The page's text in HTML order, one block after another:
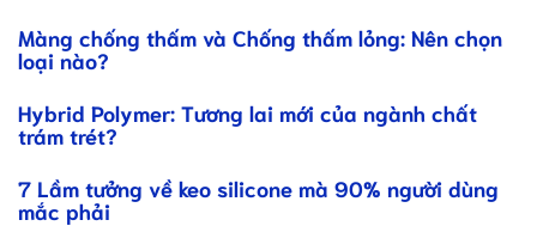
Màng chống thấm và Chống thấm lỏng: Nên chọn
loại nào?
Hybrid Polymer: Tương lai mới của ngành chất
trám trét?
7 Lầm tưởng về keo silicone mà 90% người dùng
mắc phải